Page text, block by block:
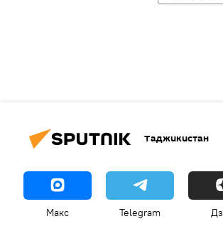
Таджикистан
Макс Telegram